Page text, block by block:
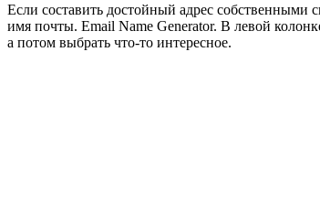
Если составить достойный адрес собственными
имя почты. Email Name Generator. В левой
а потом выбрать что-то интересное.